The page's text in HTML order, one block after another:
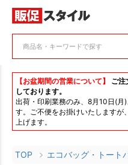
【お盆期間の営業について】
ご注
しております。
出荷・印刷業務のみ、8月10日(月
す。ご不便をお掛けいたしますが
上げます。
TOP エコバッグ・トート